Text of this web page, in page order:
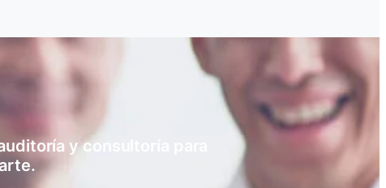
y consultoría para